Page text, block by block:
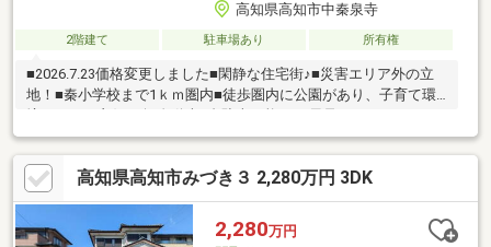
高知県高知市中秦泉寺
2階建て 駐車場あり 所有権
■2026.7.23価格変更しました■閑静な住宅街♪■災害エリア外の立
地！■秦小学校まで1ｋｍ圏内■徒歩圏内に公園があり、子育て環
す♪
高知県高知市みづき３ 2,280万円 3DK
2,280万円